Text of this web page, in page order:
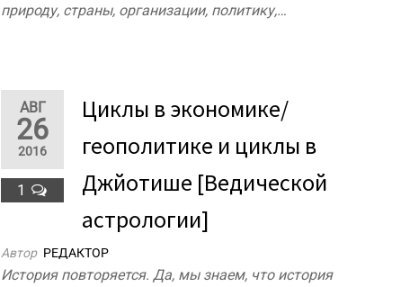
природу, страны, организации, политику,…
АВГ
26
2016
1
​Циклы в экономике/
геополитике и циклы в
Джйотише [Ведической
астрологии]
Автор РЕДАКТОР
История повторяется. Да, мы знаем, что история